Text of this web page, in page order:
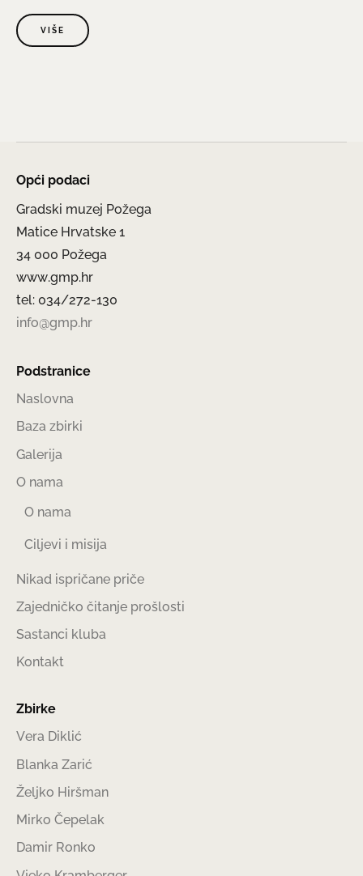
VIŠE
Opći podaci
Gradski muzej Požega
Matice Hrvatske 1
34 000 Požega
www.gmp.hr
tel: 034/272-130
info@gmp.hr
Podstranice
Naslovna
Baza zbirki
Galerija
O nama
O nama
Ciljevi i misija
Nikad ispričane priče
Zajedničko čitanje prošlosti
Sastanci kluba
Kontakt
Zbirke
Vera Diklić
Blanka Zarić
Željko Hiršman
Mirko Čepelak
Damir Ronko